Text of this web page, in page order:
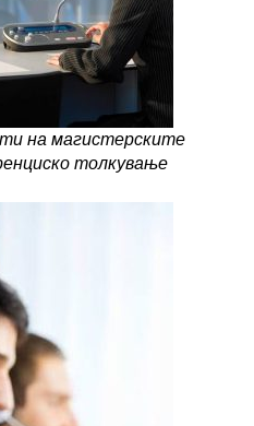
на магистерските
толкување